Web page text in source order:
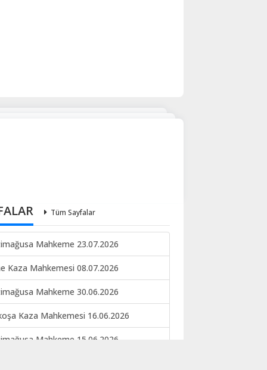
Tüm Sayfalar
Mahkeme 23.07.2026
Kaza Mahkemesi 08.07.2026
Mahkeme 30.06.2026
Kaza Mahkemesi 16.06.2026
Mahkeme 15.06.2026